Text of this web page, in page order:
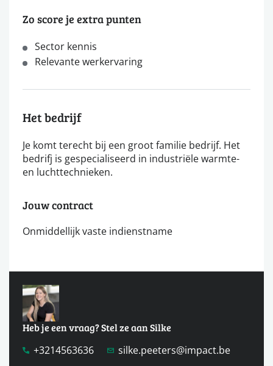
Zo score je extra punten
Sector kennis
Relevante werkervaring
Het bedrijf
Je komt terecht bij een groot familie bedrijf. Het
bedrifj is gespecialiseerd in industriële warmte-
en luchttechnieken.
Jouw contract
Onmiddellijk vaste indienstname
Heb je een vraag? Stel ze aan Silke
+3214563636
silke.peeters@impact.be